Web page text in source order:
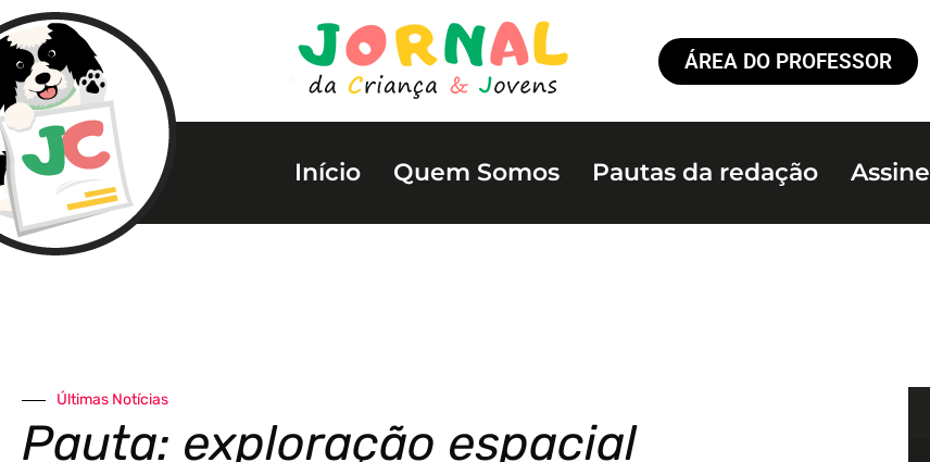
ÁREA DO PROFESSOR
Início Quem Somos Pautas da redação Assine
Últimas Notícias
Pauta: exploração espacial